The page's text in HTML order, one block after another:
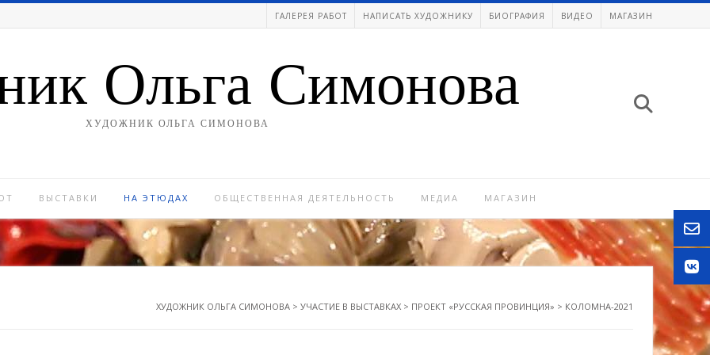
ГАЛЕРЕЯ РАБОТ НАПИСАТЬ ХУДОЖНИКУ БИОГРАФИЯ ВИДЕО МАГАЗИН
Ольга Симонова
ХУДОЖНИК ОЛЬГА СИМОНОВА
ВЫСТАВКИ НА ЭТЮДАХ ОБЩЕСТВЕННАЯ ДЕЯТЕЛЬНОСТЬ МЕДИА МАГАЗИН
ХУДОЖНИК ОЛЬГА СИМОНОВА > УЧАСТИЕ В ВЫСТАВКАХ > ПРОЕКТ «РУССКАЯ ПРОВИНЦИЯ» > КОЛОМНА-2021